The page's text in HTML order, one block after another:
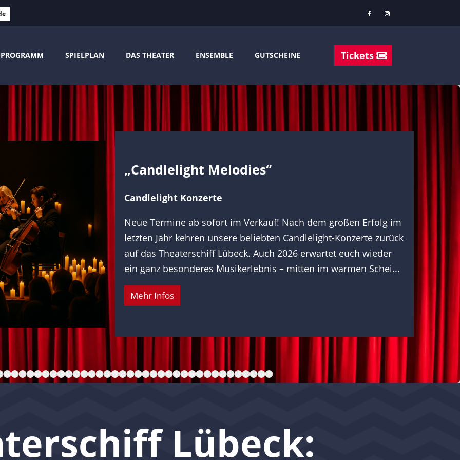
PROGRAMM SPIELPLAN DAS THEATER ENSEMBLE GUTSCHEINE Tickets
„Candlelight Melodies“
Candlelight Konzerte
Neue Termine ab sofort im Verkauf! Nach dem großen Erfolg im
letzten Jahr kehren unsere beliebten Candlelight-Konzerte zurück
auf das Theaterschiff Lübeck. Auch 2026 erwartet euch wieder
ein ganz besonderes Musikerlebnis – mitten im warmen Schei...
Mehr Infos
Lübeck: